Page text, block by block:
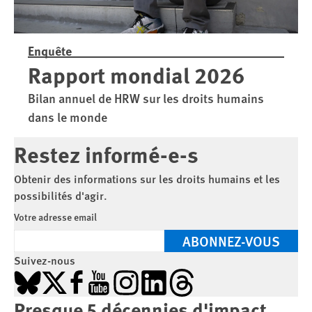
Enquête
Rapport mondial 2026
Bilan annuel de HRW sur les droits humains
dans le monde
Restez informé-e-s
Obtenir des informations sur les droits humains et les
possibilités d'agir.
Votre adresse email
ABONNEZ-VOUS
Suivez-nous
Bluesky
X Facebook
YouTubeInstagramLinkedInThreads